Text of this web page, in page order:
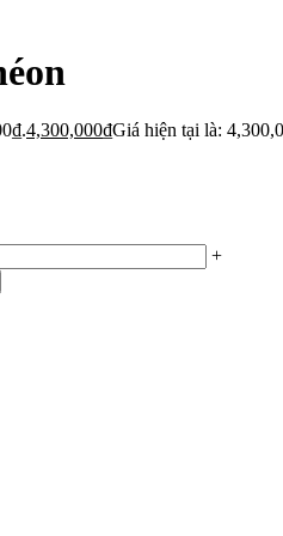
4,300,000₫Giá hiện tại là:
+